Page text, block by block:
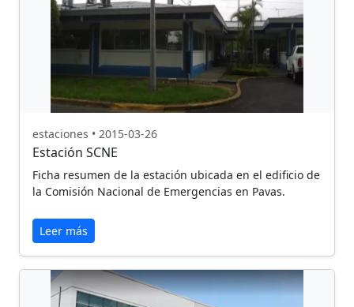
estaciones • 2015-03-26
Estación SCNE
Ficha resumen de la estación ubicada en el edificio de
la Comisión Nacional de Emergencias en Pavas.
Leer más